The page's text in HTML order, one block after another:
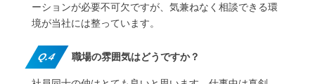
ーションが必要不可欠ですが、気兼ねなく相談できる環
境が当社には整っています。
Q.4 職場の雰囲気はどうですか？